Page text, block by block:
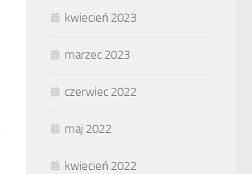
kwiecień 2023
marzec 2023
czerwiec 2022
maj 2022
kwiecień 2022